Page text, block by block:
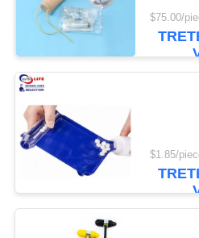
EIN
ANGEBOT
SITEMAP
Pillen-
$75.00/
$1.85/